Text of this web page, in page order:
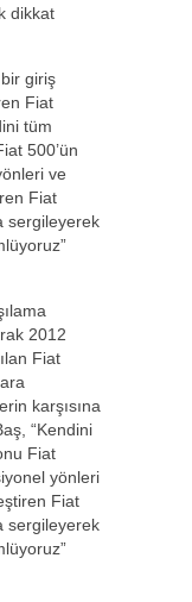
dikkat
bir giriş
Fiat
tüm
500’ün
ve
Fiat
sergileyerek
2012
Fiat
karşısına
“Kendini
Fiat
yönleri
Fiat
sergileyerek